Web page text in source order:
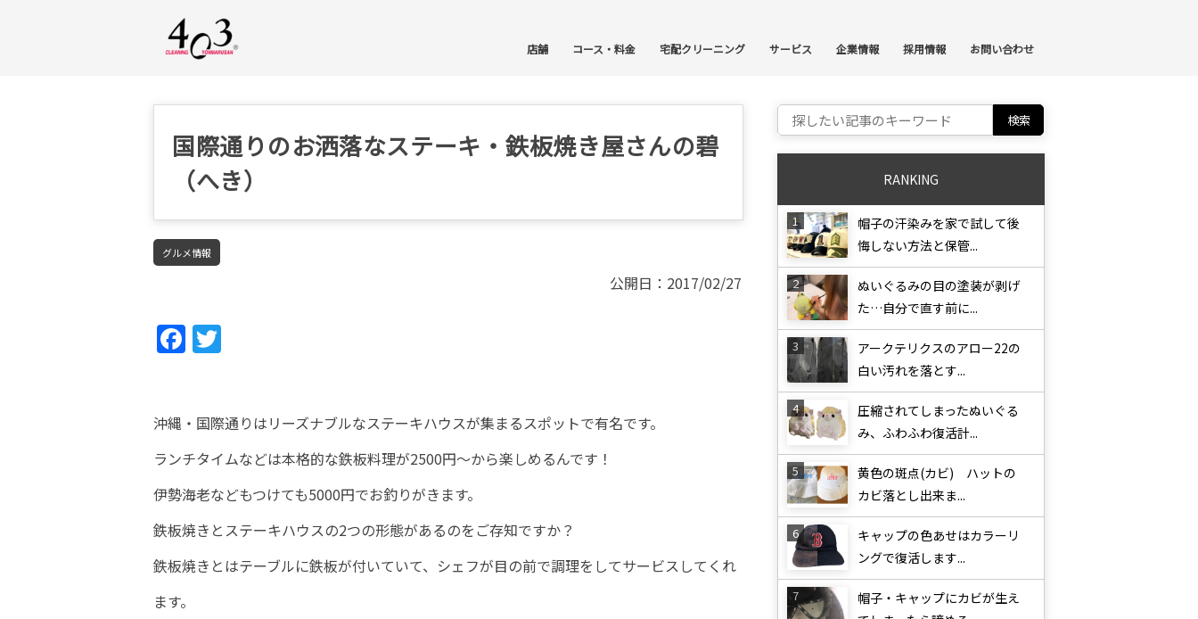
店舗 コース・料金 宅配クリーニング サービス 企業情報 採用情報 お問い合わせ
国際通りのお洒落なステーキ・鉄板焼き屋さんの碧
（へき）
グルメ情報
公開日：2017/02/27
Fac
沖縄・国際通りはリーズナブルなステーキハウスが集まるスポットで有名です。
ランチタイムなどは本格的な鉄板料理が2500円～から楽しめるんです！
伊勢海老などもつけても5000円でお釣りがきます。
鉄板焼きとステーキハウスの2つの形態があるのをご存知ですか？
鉄板焼きとはテーブルに鉄板が付いていて、シェフが目の前で調理をしてサービスしてくれ
ます。
Search for:
RANKING
帽子の汗染みを家で試して後
悔しない方法と保管...
ぬいぐるみの目の塗装が剥げ
た…自分で直す前に...
アークテリクスのアロー22の
白い汚れを落とす...
圧縮されてしまったぬいぐる
み、ふわふわ復活計...
黄色の斑点(カビ) ハットの
カビ落とし出来ま...
キャップの色あせはカラーリ
ングで復活します...
帽子・キャップにカビが生え